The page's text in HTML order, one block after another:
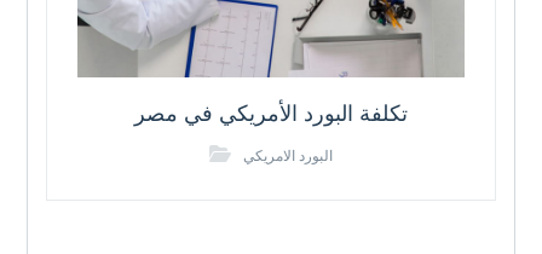
تكلفة البورد الأمريكي في مصر
البورد الامريكي